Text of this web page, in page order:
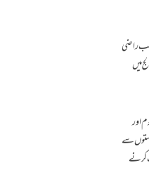
سب راضی
میں
اور
ایک دوستوں سے
کرنے